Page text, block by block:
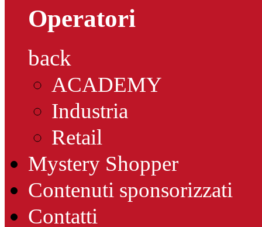
Operatori
back
ACADEMY
Industria
Retail
Mystery Shopper
Contenuti sponsorizzati
Contatti